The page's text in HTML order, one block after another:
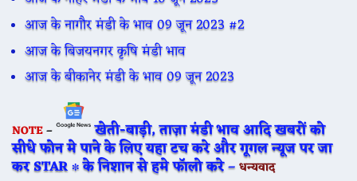
आज के नागौर मंडी के भाव 09 जून 2023 #2
आज के बिजयनगर कृषि मंडी भाव
आज के बीकानेर मंडी के भाव 09 जून 2023
NOTE– खेती-बाड़ी, ताज़ा मंडी भाव आदि खबरों को
सीधे फोन मे पाने के लिए यहा टच करे और गूगल न्यूज पर जा
कर STAR ∗ के निशान से हमे फॉलो करे – धन्यवाद